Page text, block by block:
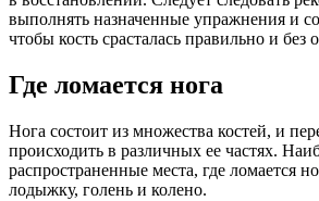
выполнять назначенные упражнения и
чтобы кость срасталась правильно и без
Где ломается нога
Нога состоит из множества костей, и
происходить в различных ее частях.
распространенные места, где ломается
лодыжку, голень и колено.